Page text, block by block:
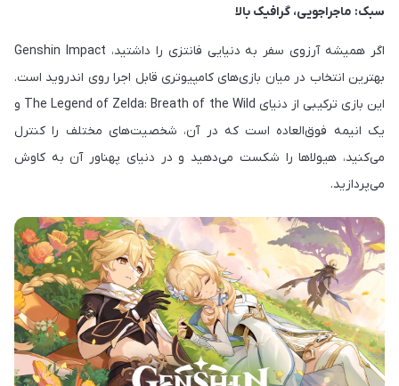
سبک: ماجراجویی، گرافیک بالا
اگر همیشه آرزوی سفر به دنیایی فانتزی را داشتید، Genshin Impact
بهترین انتخاب در میان بازی‌های کامپیوتری قابل اجرا روی اندروید است.
این بازی ترکیبی از دنیای The Legend of Zelda: Breath of the Wild و
یک انیمه فوق‌العاده است که در آن، شخصیت‌های مختلف را کنترل
می‌کنید، هیولاها را شکست می‌دهید و در دنیای پهناور آن به کاوش
می‌پردازید.